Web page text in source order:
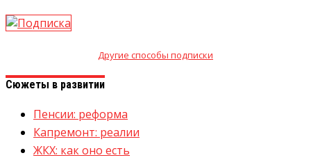
Другие способы подписки
Сюжеты в развитии
Пенсии: реформа
Капремонт: реалии
ЖКХ: как оно есть